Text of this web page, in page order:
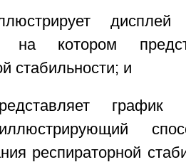
на котором
стабильности; и
график
респираторной